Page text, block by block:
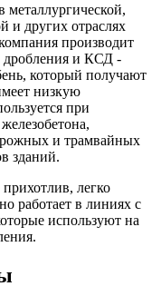
металлургической,
и других отраслях
производит
и КСД -
который получают
низкую
при
и трамвайных
зданий.
легко
работает в линиях с
используют на